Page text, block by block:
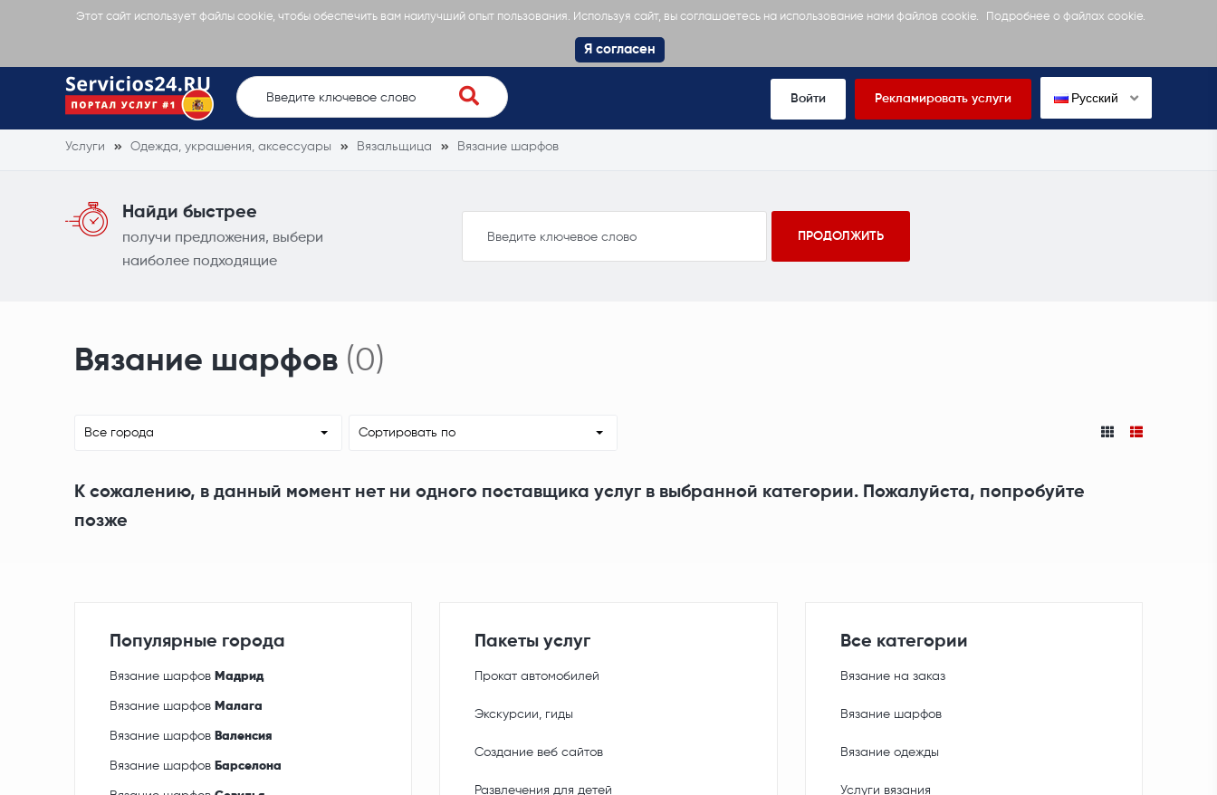
Этот сайт использует файлы cookie, чтобы обеспечить вам наилучший опыт пользования. Используя сайт, вы соглашаетесь на использование нами файлов cookie. Подробнее о файлах cookie.
Я согласен
Войти Рекламировать услуги Русский
Услуги Одежда, украшения, аксессуары Вязальщица Вязание шарфов
Найди быстрее
получи предложения, выбери
наиболее подходящие
Вязание шарфов (0)
Все города Сортировать по
К сожалению, в данный момент нет ни одного поставщика услуг в выбранной категории. Пожалуйста, попробуйте
позже
Популярные города
Вязание шарфов Мадрид
Вязание шарфов Малага
Вязание шарфов Валенсия
Вязание шарфов Барселона
Пакеты услуг
Прокат автомобилей
Экскурсии, гиды
Создание веб сайтов
Развлечения для детей
Все категории
Вязание на заказ
Вязание шарфов
Вязание одежды
Услуги вязания